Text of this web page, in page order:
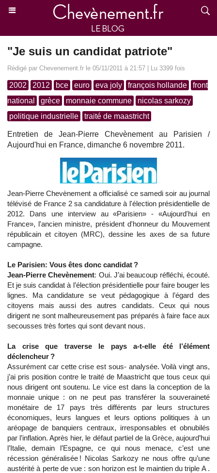
"Je suis un candidat patriote"
Rédigé par Chevenement.fr le 05/11/2011 à 21:57 | Lu 3399 fois
2002 2012 bce euro eva joly françois hollande
front
national
grèce monnaie commune
nicolas sarkozy
politique industrielle
traité de maastricht
Entretien de Jean-Pierre Chevènement au Parisien /
Aujourd'hui en France, dimanche 6 novembre 2011.
Jean-Pierre Chevènement a officialisé ce samedi soir au journal
télévisé de France 2 sa candidature à l'élection présidentielle de
2012. Dans une interview au «Parisien» - «Aujourd'hui en
France», l'ancien ministre, président d'honneur du Mouvement
républicain et citoyen (MRC), dessine les axes de sa future
campagne.
Le Parisien: Vous êtes donc candidat ?
Jean-Pierre Chevènement: Oui. J’ai beaucoup réfléchi, écouté.
Et je suis candidat à l’élection présidentielle pour faire bouger les
lignes. Ma candidature se veut pédagogique à l’égard des
citoyens mais aussi des autres candidats. Ceux qui nous
dirigent ne sont malheureusement pas préparés à faire face aux
secousses très fortes qui sont devant nous.
La crise que traverse le pays a-t-elle été l’élément
déclencheur ?
Assurément car cette crise est sous- analysée. Voilà vingt ans,
j’ai pris position contre le traité de Maastricht que tous ceux qui
nous dirigent ont soutenu. Le vice est dans la conception de la
monnaie unique : on ne peut pas transférer la souveraineté
monétaire de 17 pays très différents par leurs structures
économiques, leurs langues et leurs options politiques à un
aréopage de banquiers centraux, irresponsables et obnubilés
par l’inflation. Après hier, le défaut partiel de la Grèce, aujourd’hui
l’Italie, demain l’Espagne, ce qui nous menace, c’est une
récession généralisée ! Nicolas Sarkozy ne nous offre qu’une
austérité à perte de vue : son horizon est le maintien du triple A .